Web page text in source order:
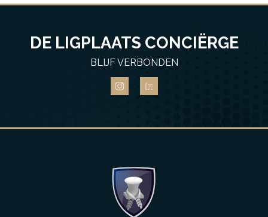
DE LIGPLAATS CONCIËRGE
BLIJF VERBONDEN